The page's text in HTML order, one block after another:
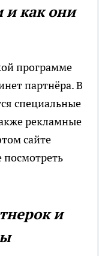
и как они
программе
партнёра. В
специальные
рекламные
сайте
и